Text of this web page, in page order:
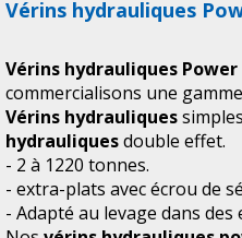
Vérins hydrauliques
Vérins hydrauliques
commercialisons une
Vérins hydrauliques
hydrauliquesdouble effet.
- 2 à 1220 tonnes.
- extra-plats avec écrou de
- Adapté au levage dans